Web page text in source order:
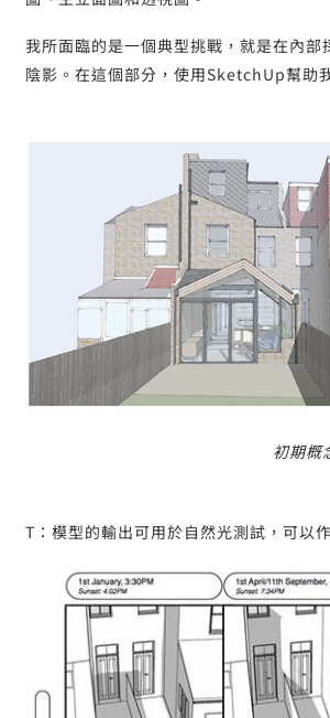
我所面臨的是一個典型挑戰，就是在內
陰影。在這個部分，使用SketchUp幫助
初期概
T：模型的輸出可用於自然光測試，可以